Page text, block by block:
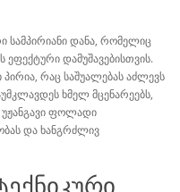
დანა, რომელიც
დამუშავებისთვის.
პირია, რაც საშუალებას აძლევს
ხმელ მცენარეებს,
უჟანგავი ფოლადი
და ხანგრძლივ